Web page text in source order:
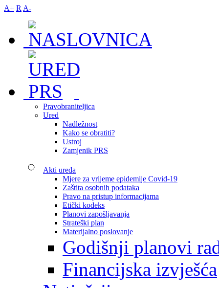
A+ R A-
Pravobraniteljica
Ured
Nadležnost
Kako se obratiti?
Ustroj
Zamjenik PRS
Akti ureda
Mjere za vrijeme epidemije Covid-19
Zaštita osobnih podataka
Pravo na pristup informacijama
Etički kodeks
Planovi zapošljavanja
Strateški plan
Materijalno poslovanje
Godišnji planovi
Financijska izvješća